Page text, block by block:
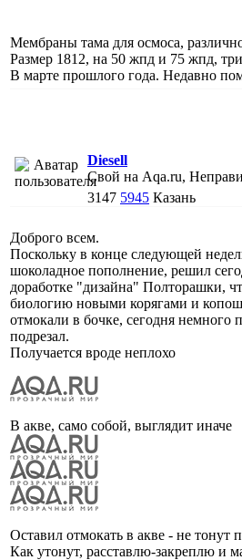
Мембраны тама для осмоса,
Размер 1812, на 50 жпд и 75 жпд,
В марте прошлого года. Недавно
Diesell
Свой на Aqa.ru,
3147 5945 Казань
Доброго всем.
Поскольку в конце следующей
шоколадное пополнение, решил
доработке "дизайна" Полторашки,
биологию новыми корягами и
отмокали в бочке, сегодня немного
подрезал.
Получается вроде неплохо
В акве, само собой, выглядит иначе
Оставил отмокать в акве - не тонут
Как утонут, расставлю-закреплю и